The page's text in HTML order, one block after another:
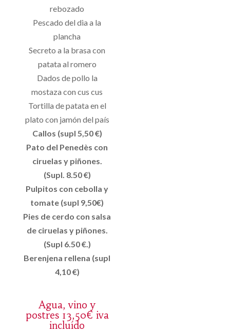
rebozado
Pescado del dia a la
plancha
Secreto a la brasa con
patata al romero
Dados de pollo la
mostaza con cus cus
Tortilla de patata en el
plato con jamón del país
Callos (supl 5,50 €)
Pato del Penedès con
ciruelas y piñones.
(Supl. 8.50 €)
Pulpitos con cebolla y
tomate (supl 9,50€)
Pies de cerdo con salsa
de ciruelas y piñones.
(Supl 6.50 €.)
Berenjena rellena (supl
4,10 €)
Agua, vino y
postres 13,50€ iva
incluído